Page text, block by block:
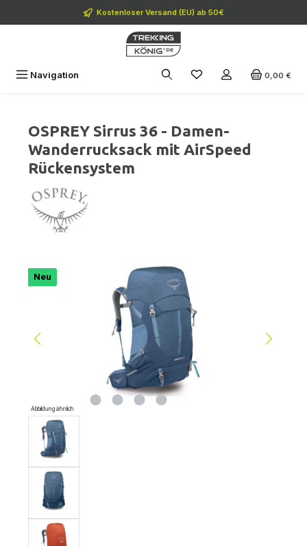
Zum Hauptinhalt springenKostenloser Versand (EU) ab 50€
Navigation 0,00 €
OSPREY Sirrus 36 - Damen-
Wanderrucksack mit AirSpeed
Rückensystem
Bildergalerie überspringen
Neu
Abbildung ähnlich